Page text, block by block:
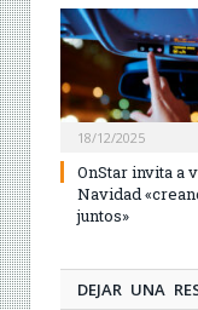
18/12/2025
OnStar invita a
Navidad
juntos»
DEJAR UNA